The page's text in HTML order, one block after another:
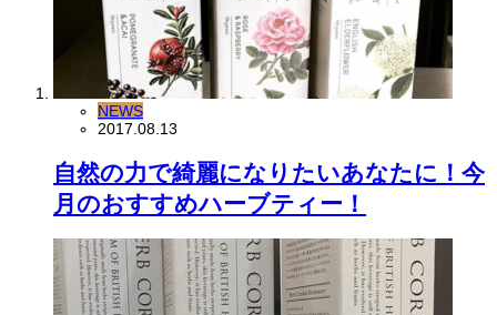
NEWS
2017.08.13
自然の力で綺麗になりたいあなたに！今
月のおすすめハーブティー！